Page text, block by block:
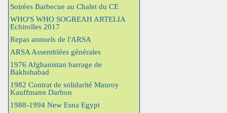
Soirées Barbecue au Chalet du CE
WHO'S WHO SOGREAH ARTELIA
Echirolles 2017
Repas annuels de l'ARSA
ARSA Assemblées générales
1976 Afghanistan barrage de
Bakhshabad
1982 Contrat de solidarité Mauroy
Kauffmann Darbon
1988-1994 New Esna Egypt